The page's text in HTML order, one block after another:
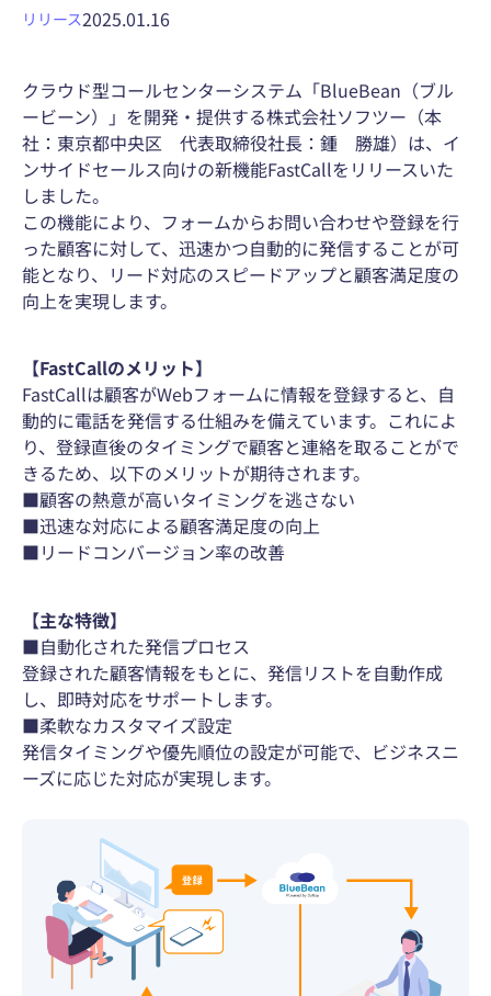
リリース2025.01.16
クラウド型コールセンターシステム「BlueBean（ブル
ービーン）」を開発・提供する株式会社ソフツー（本
社：東京都中央区 代表取締役社長：鍾 勝雄）は、イ
ンサイドセールス向けの新機能FastCallをリリースいた
しました。
この機能により、フォームからお問い合わせや登録を行
った顧客に対して、迅速かつ自動的に発信することが可
能となり、リード対応のスピードアップと顧客満足度の
向上を実現します。
【FastCallのメリット】
FastCallは顧客がWebフォームに情報を登録すると、自
動的に電話を発信する仕組みを備えています。これによ
り、登録直後のタイミングで顧客と連絡を取ることがで
きるため、以下のメリットが期待されます。
■顧客の熱意が高いタイミングを逃さない
■迅速な対応による顧客満足度の向上
■リードコンバージョン率の改善
【主な特徴】
■自動化された発信プロセス
登録された顧客情報をもとに、発信リストを自動作成
し、即時対応をサポートします。
■柔軟なカスタマイズ設定
発信タイミングや優先順位の設定が可能で、ビジネスニ
ーズに応じた対応が実現します。